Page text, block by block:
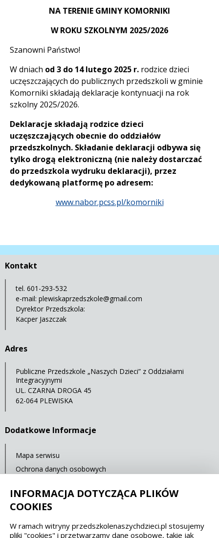
NA TERENIE GMINY KOMORNIKI
W ROKU SZKOLNYM 2025/2026
Szanowni Państwo!
W dniach od 3 do 14 lutego 2025 r. rodzice dzieci
uczęszczających do publicznych przedszkoli w gminie
Komorniki składają deklaracje kontynuacji na rok
szkolny 2025/2026.
Deklaracje składają rodzice dzieci
uczęszczających obecnie do oddziałów
przedszkolnych. Składanie deklaracji odbywa się
tylko drogą elektroniczną (nie należy dostarczać
do przedszkola wydruku deklaracji), przez
dedykowaną platformę po adresem:
www.nabor.pcss.pl/komorniki
Kontakt
tel. 601-293-532
e-mail: plewiskaprzedszkole@gmail.com
Dyrektor Przedszkola:
Kacper Jaszczak
Adres
Publiczne Przedszkole „Naszych Dzieci” z Oddziałami
Integracyjnymi
UL. CZARNA DROGA 45
62-064 PLEWISKA
Dodatkowe Informacje
Mapa serwisu
Ochrona danych osobowych
Ostatnia aktualizacja: 14.07.2021 12:00
Spełniamy standardy dostępności oraz W3C
INFORMACJA DOTYCZĄCA PLIKÓW
COOKIES
W ramach witryny przedszkolenaszychdzieci.pl stosujemy
pliki "cookies" i przetwarzamy dane osobowe, takie jak